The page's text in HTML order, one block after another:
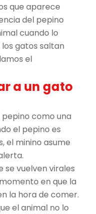
que aparece
del pepino
cuando lo
gatos saltan
el
a un gato
como una
el pepino es
el minino asume
se vuelven virales
en que la
la hora de comer.
el animal no lo